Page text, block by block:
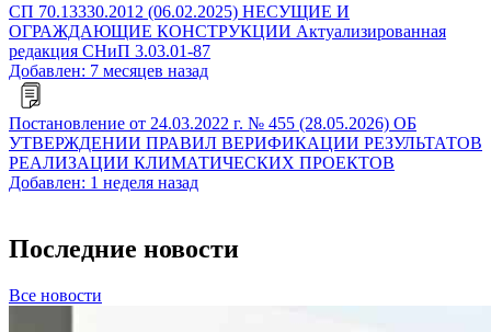
СП 70.13330.2012 (06.02.2025) НЕСУЩИЕ И
ОГРАЖДАЮЩИЕ КОНСТРУКЦИИ Актуализированная
редакция СНиП 3.03.01-87
Добавлен: 7 месяцев назад
Постановление от 24.03.2022 г. № 455 (28.05.2026) ОБ
УТВЕРЖДЕНИИ ПРАВИЛ ВЕРИФИКАЦИИ РЕЗУЛЬТАТОВ
РЕАЛИЗАЦИИ КЛИМАТИЧЕСКИХ ПРОЕКТОВ
Добавлен: 1 неделя назад
Последние новости
Все новости